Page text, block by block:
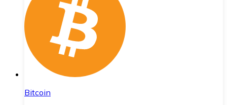
Bitcoin